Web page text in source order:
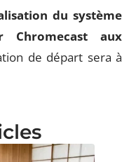
du système
Chromecast aux
de départ sera à